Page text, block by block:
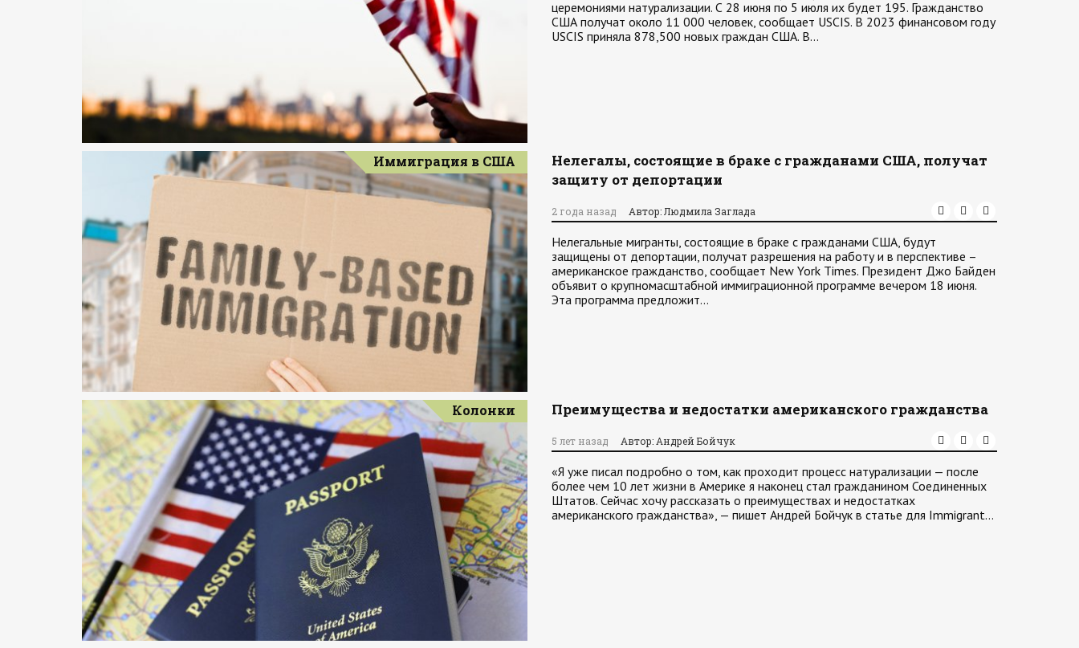
церемониями натурализации. С 28 июня по 5 июля их будет 195. Гражданство
США получат около 11 000 человек, сообщает USCIS. В 2023 финансовом году
USCIS приняла 878,500 новых граждан США. В…
Иммиграция в США
Нелегалы, состоящие в браке с гражданами США, получат
защиту от депортации
2 года назад Автор: Людмила Заглада
Нелегальные мигранты, состоящие в браке с гражданами США, будут
защищены от депортации, получат разрешения на работу и в перспективе –
американское гражданство, сообщает New York Times. Президент Джо Байден
объявит о крупномасштабной иммиграционной программе вечером 18 июня.
Эта программа предложит…
Колонки Преимущества и недостатки американского гражданства
5 лет назад Автор: Андрей Бойчук
«Я уже писал подробно о том, как проходит процесс натурализации — после
более чем 10 лет жизни в Америке я наконец стал гражданином Соединенных
Штатов. Сейчас хочу рассказать о преимуществах и недостатках
американского гражданства», — пишет Андрей Бойчук в статье для Immigrant…